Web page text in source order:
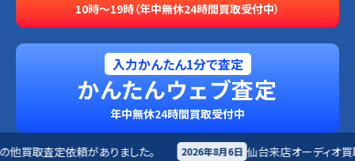
10時～19時（年中無休24時間買取受付中）
入力かんたん1分で査定
かんたんウェブ査定
年中無休24時間買取受付中
した。 2026年8月6日 仙台来店 オーディオ買取査定依頼がありまし